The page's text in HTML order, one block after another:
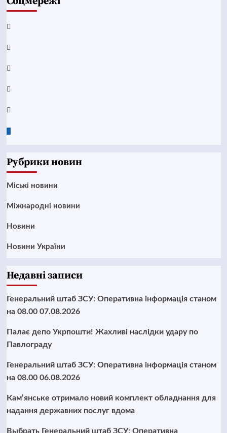
Facebook
YouTube
Telegram
Instagram
Twitter
Google
Рубрики новин
Mіські новини
Міжнародні новини
Новини
Новини України
Недавні записи
Генеральний штаб ЗСУ: Оперативна інформація станом
на 08.00 07.08.2026
Палає депо Укрпошти! Жахливі наслідки удару по
Павлограду
Генеральний штаб ЗСУ: Оперативна інформація станом
на 08.00 06.08.2026
Кам’янське отримало новий комплект обладнання для
надання державних послуг вдома
Выбрать Генеральний штаб ЗСУ: Оперативна